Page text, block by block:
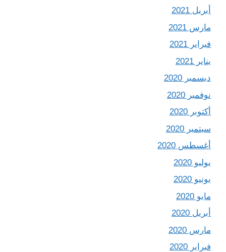
أبريل 2021
مارس 2021
فبراير 2021
يناير 2021
ديسمبر 2020
نوفمبر 2020
أكتوبر 2020
سبتمبر 2020
أغسطس 2020
يوليو 2020
يونيو 2020
مايو 2020
أبريل 2020
مارس 2020
فبراير 2020